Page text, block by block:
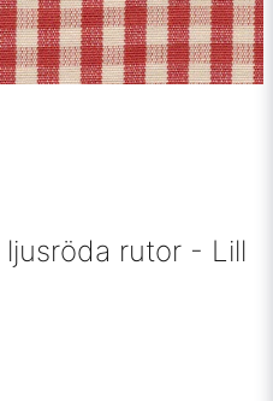
rutor - Lill